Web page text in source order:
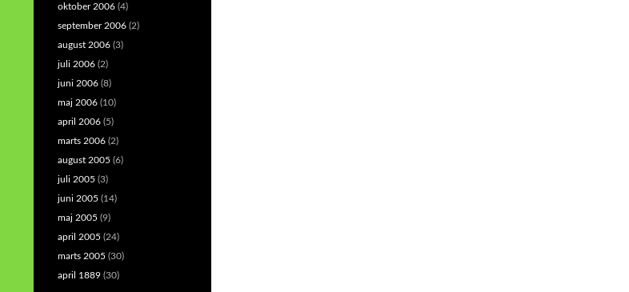
oktober 2006 (4)
september 2006 (2)
august 2006 (3)
juli 2006 (2)
juni 2006 (8)
maj 2006 (10)
april 2006 (5)
marts 2006 (2)
august 2005 (6)
juli 2005 (3)
juni 2005 (14)
maj 2005 (9)
april 2005 (24)
marts 2005 (30)
april 1889 (30)